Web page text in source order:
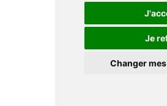
Je
Changer